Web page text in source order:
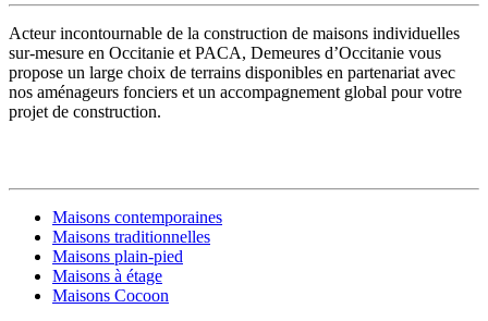
Acteur incontournable de la construction de maisons individuelles
sur-mesure en Occitanie et PACA, Demeures d’Occitanie vous
propose un large choix de terrains disponibles en partenariat avec
nos aménageurs fonciers et un accompagnement global pour votre
projet de construction.
Maisons contemporaines
Maisons traditionnelles
Maisons plain-pied
Maisons à étage
Maisons Cocoon